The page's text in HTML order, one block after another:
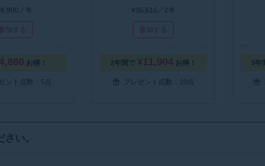
／年
加する
お得！
ント点数：5点
¥35,616／2年
参加する
2年間で ¥11,904 お得！
プレゼント点数：10点
3年
い。